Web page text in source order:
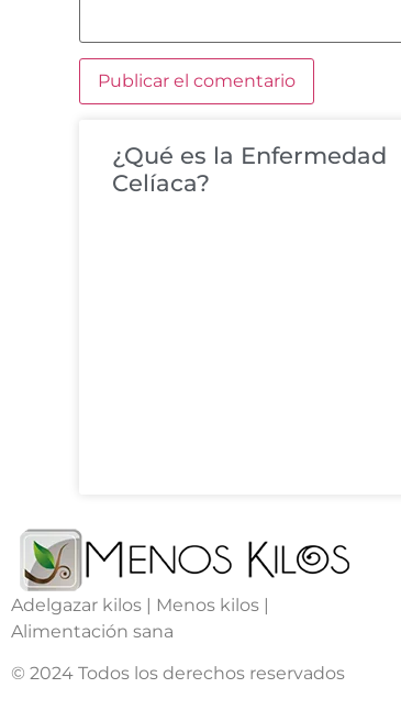
¿Qué es la Enfermedad
Celíaca?
Adelgazar kilos | Menos kilos |
Alimentación sana
© 2024 Todos los derechos reservados